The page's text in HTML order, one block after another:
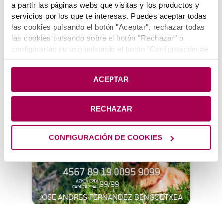
a partir las páginas webs que visitas y los productos y
servicios por los que te interesas. Puedes aceptar todas
las cookies pulsando el botón "Aceptar", rechazar todas
las cookies pulsando sobre el botón "Rechazar" o
configurarlas su uso pulsando el botón "Configuración de
de Cookies
ACEPTAR
CONFIGURACIÓN DE COOKIES
RECHAZAR
JOSE ANDRES FERNANDEZ BENGOETXEA
JOSE ANDRES FERNANDEZ BENGOETXEA